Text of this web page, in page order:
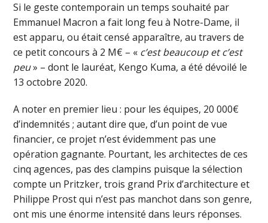
Si le geste contemporain un temps souhaité par
Emmanuel Macron a fait long feu à Notre-Dame, il
est apparu, ou était censé apparaître, au travers de
ce petit concours à 2 M€ – « c’est beaucoup et c’est
peu» – dont le lauréat, Kengo Kuma, a été dévoilé le
13 octobre 2020.
A noter en premier lieu : pour les équipes, 20 000€
d’indemnités ; autant dire que, d’un point de vue
financier, ce projet n’est évidemment pas une
opération gagnante. Pourtant, les architectes de ces
cinq agences, pas des clampins puisque la sélection
compte un Pritzker, trois grand Prix d’architecture et
Philippe Prost qui n’est pas manchot dans son genre,
ont mis une énorme intensité dans leurs réponses.